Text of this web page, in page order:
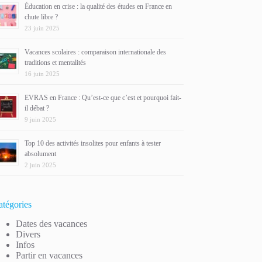
Éducation en crise : la qualité des études en France en
chute libre ?
23 juin 2025
Vacances scolaires : comparaison internationale des
traditions et mentalités
16 juin 2025
EVRAS en France : Qu’est-ce que c’est et pourquoi fait-
il débat ?
9 juin 2025
Top 10 des activités insolites pour enfants à tester
absolument
2 juin 2025
Dates des vacances
Divers
Infos
Partir en vacances